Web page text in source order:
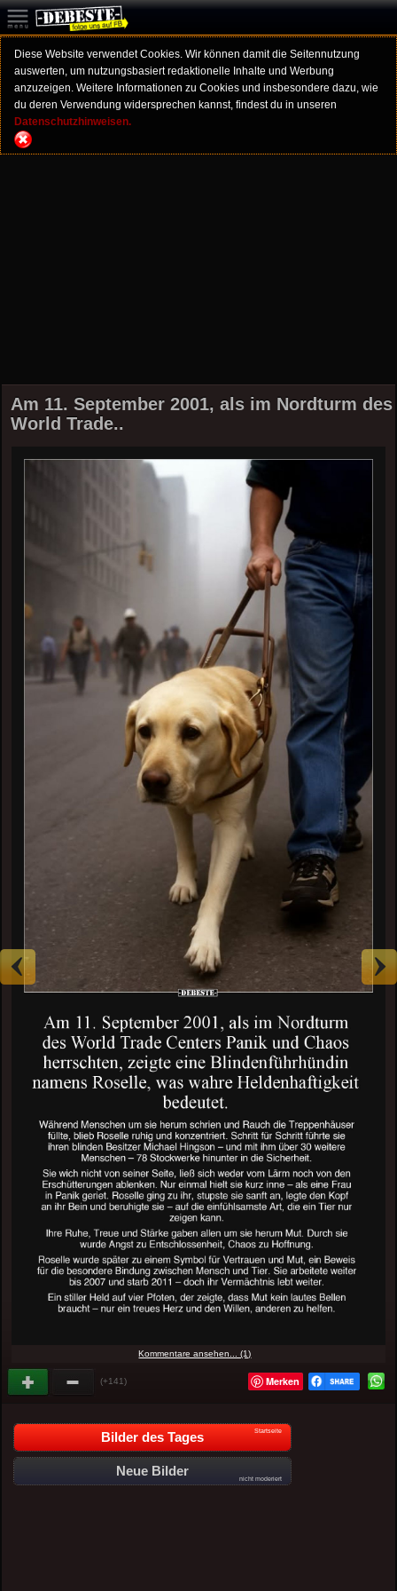
Diese Website verwendet Cookies. Wir können damit die Seitennutzung
auswerten, um nutzungsbasiert redaktionelle Inhalte und Werbung
anzuzeigen. Weitere Informationen zu Cookies und insbesondere dazu, wie
du deren Verwendung widersprechen kannst, findest du in unseren
Datenschutzhinweisen.
Am 11. September 2001, als im Nordturm des
World Trade..
Kommentare ansehen... (1)
(+141) Merken
Bilder des Tages Startseite
Neue Bilder
nicht moderiert